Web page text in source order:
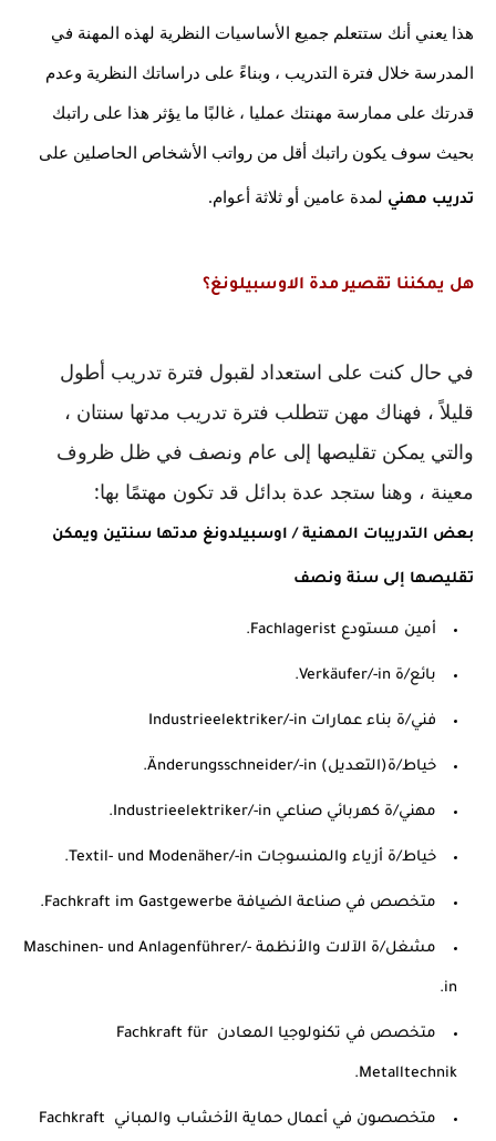
بحيث سوف يكون راتبك أقل من رواتب الأشخاص الحاصلين على
تدريب مهني لمدة عامين أو ثلاثة أعوام.
هل يمكننا تقصير مدة الاوسبيلونغ؟
معينة ، وهنا ستجد عدة بدائل قد تكون مهتمًا بها:
تقليصها إلى سنة ونصف
أمين مستودع Fachlagerist.
بائع/ة Verkäufer/-in.
فني/ة بناء عمارات Industrieelektriker/-in
خياط/ة(التعديل) Änderungsschneider/-in.
مهني/ة كهربائي صناعي Industrieelektriker/-in.
خياط/ة أزياء والمنسوجات Textil- und Modenäher/-in.
متخصص في صناعة الضيافة Fachkraft im Gastgewerbe.
مشغل/ة الآلات والأنظمة Maschinen- und Anlagenführer/-
in.
متخصص في تكنولوجيا المعادن Fachkraft für
Metalltechnik.
متخصصون في أعمال حماية الأخشاب والمباني Fachkraft